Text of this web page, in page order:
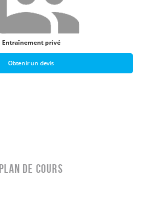
Entraînement privé
Obtenir un devis
PLAN DE COURS